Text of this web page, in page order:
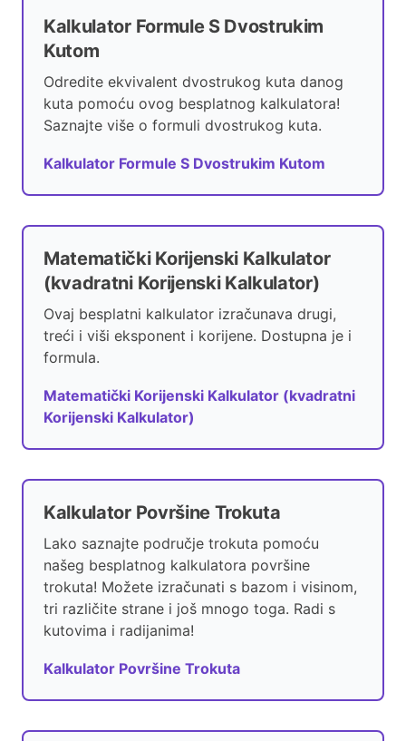
Kalkulator Formule S Dvostrukim
Kutom
Odredite ekvivalent dvostrukog kuta danog
kuta pomoću ovog besplatnog kalkulatora!
Saznajte više o formuli dvostrukog kuta.
Kalkulator Formule S Dvostrukim Kutom
Matematički Korijenski Kalkulator
(kvadratni Korijenski Kalkulator)
Ovaj besplatni kalkulator izračunava drugi,
treći i viši eksponent i korijene. Dostupna je i
formula.
Matematički Korijenski Kalkulator (kvadratni
Korijenski Kalkulator)
Kalkulator Površine Trokuta
Lako saznajte područje trokuta pomoću
našeg besplatnog kalkulatora površine
trokuta! Možete izračunati s bazom i visinom,
tri različite strane i još mnogo toga. Radi s
kutovima i radijanima!
Kalkulator Površine Trokuta